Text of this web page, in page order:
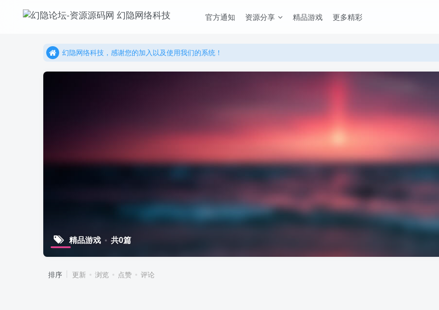
官方通知 资源分享 精品游戏 更多精彩
幻隐网络科技，感谢您的加入以及使用我们的系统！
幻隐网络科技，感谢您的加入以及使用我们的系统！
精品游戏 共0篇
排序 更新 浏览 点赞 评论